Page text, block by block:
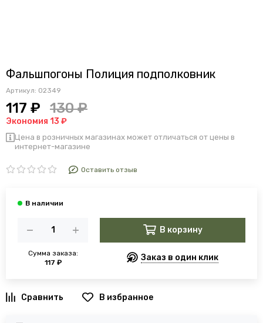
Фальшпогоны Полиция подполковник
Артикул: 02349
117 ₽ 130 ₽
Экономия 13 ₽
Цена в розничных магазинах может отличаться от цены в
интернет-магазине
Оставить отзыв
Сумма заказа:
117 ₽
В корзину
Заказ в один клик
В избранное